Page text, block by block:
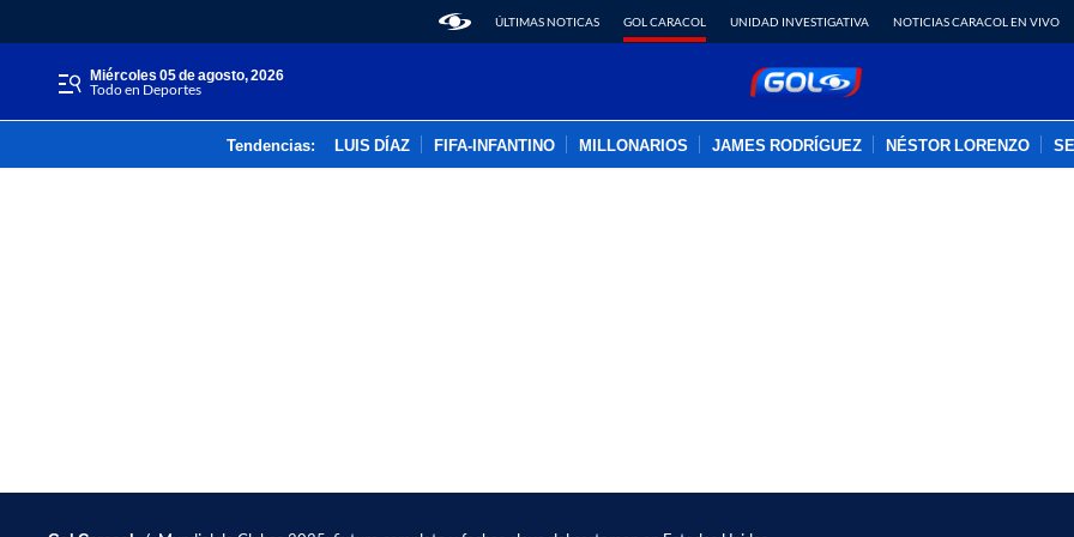
ÚLTIMAS NOTICAS GOL CARACOL UNIDAD INVESTIGATIVA NOTICIAS CARACOL EN VIVO
miércoles 05 de agosto, 2026
Todo en Deportes
Tendencias: LUIS DÍAZ FIFA-INFANTINO MILLONARIOS JAMES RODRÍGUEZ NÉSTOR LORENZO